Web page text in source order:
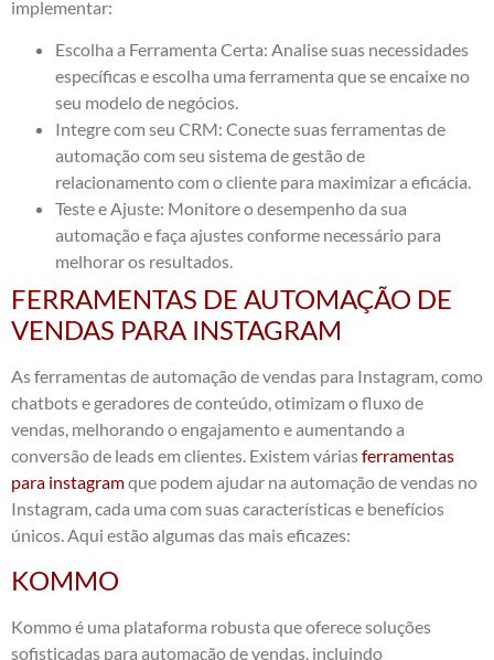
implementar:
Escolha a Ferramenta Certa: Analise suas necessidades
específicas e escolha uma ferramenta que se encaixe no
seu modelo de negócios.
Integre com seu CRM: Conecte suas ferramentas de
automação com seu sistema de gestão de
relacionamento com o cliente para maximizar a eficácia.
Teste e Ajuste: Monitore o desempenho da sua
automação e faça ajustes conforme necessário para
melhorar os resultados.
FERRAMENTAS DE AUTOMAÇÃO DE
VENDAS PARA INSTAGRAM
As ferramentas de automação de vendas para Instagram, como
chatbots e geradores de conteúdo, otimizam o fluxo de
vendas, melhorando o engajamento e aumentando a
conversão de leads em clientes. Existem váriasferramentas
para instagramque podem ajudar na automação de vendas no
Instagram, cada uma com suas características e benefícios
únicos. Aqui estão algumas das mais eficazes:
KOMMO
Kommo é uma plataforma robusta que oferece soluções
sofisticadas para automação de vendas, incluindo